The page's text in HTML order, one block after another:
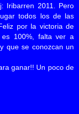
Iribarren 2011. Pero
todos los de las
por la victoria de
100%, falta ver a
que se conozcan un
ganar!! Un poco de